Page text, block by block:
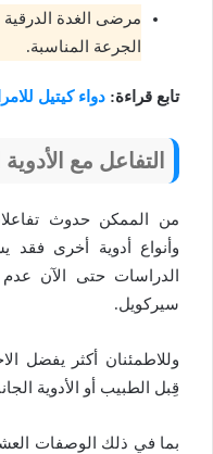
مرضى الغدة الدرقية
الجرعة المناسبة.
تابع قراءة: دواء كيتيل
التفاعل مع
وأنواع أدوية أخرى فقد
الدراسات حتى الآن
سيركويل.
وللاطمئنان أكثر يفضل
قِبل الطبيب أو الأدوية
بما في ذلك الوصفات